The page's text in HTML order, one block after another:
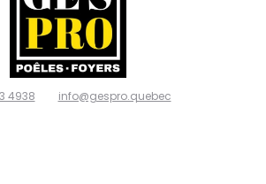
Ville de
Québec
G2N
4938 info@gespro.quebec